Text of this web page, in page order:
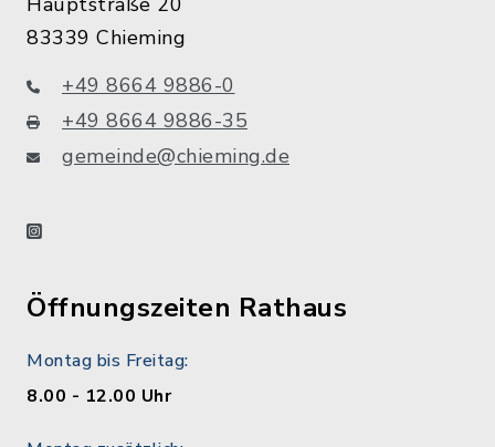
83339 Chieming
+49 8664 9886-0
+49 8664 9886-35
gemeinde@chieming.de
instagram
Öffnungszeiten Rathaus
Montag bis Freitag:
8.00 - 12.00 Uhr